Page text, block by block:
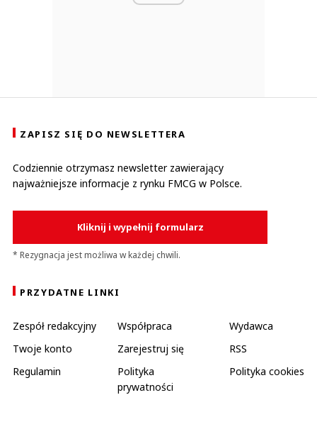
ZAPISZ SIĘ DO NEWSLETTERA
Codziennie otrzymasz newsletter zawierający
najważniejsze informacje z rynku FMCG w Polsce.
Kliknij i wypełnij formularz
* Rezygnacja jest możliwa w każdej chwili.
PRZYDATNE LINKI
Zespół redakcyjny Współpraca
Wydawca
Twoje konto
Zarejestruj się
RSS
Regulamin
Polityka
prywatności
Polityka cookies